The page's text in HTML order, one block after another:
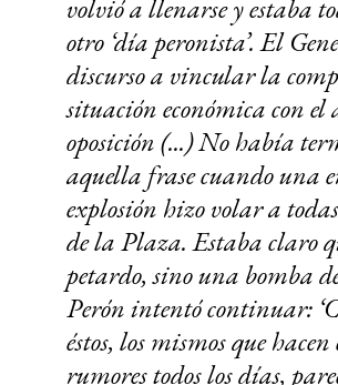
volvió a llenarse y estaba
otro ‘día peronista’. El
discurso a vincular la
situación económica con
oposición (...) No había
aquella frase cuando una
explosión hizo volar a
de la Plaza. Estaba claro
petardo, sino una bomba
Perón intentó continuar:
éstos, los mismos que
rumores todos los días,